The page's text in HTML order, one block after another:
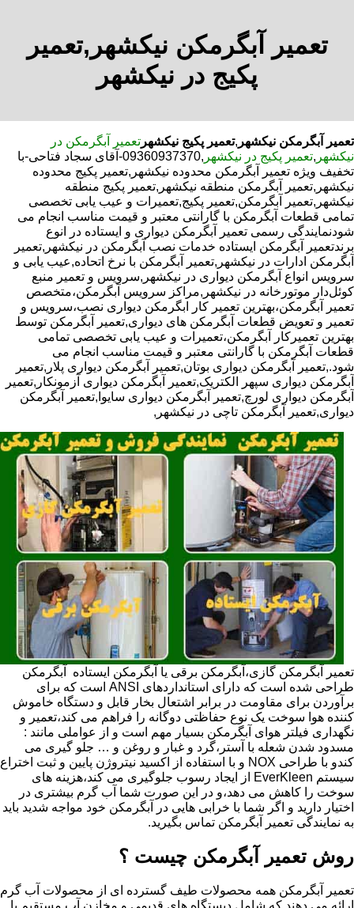
تعمیر آبگرمکن نیکشهر,تعمیر
پکیج در نیکشهر
تعمیر آبگرمکن نیکشهر ,تعمیر پکیج نیکشهر تعمیر آبگرمکن در
نیکشهر ,تعمیر پکیج در نیکشهر
,09360937370-آقای سجاد فتاحی-با
تخفیف ویژه تعمیر آبگرمکن محدوده نیکشهر,تعمیر پکیج محدوده
نیکشهر,تعمیر آبگرمکن منطقه نیکشهر,تعمیر پکیج منطقه
نیکشهر,تعمیر آبگرمکن,تعمیر پکیج,تعمیرات و عیب یابی تخصصی
تمامی قطعات آبگرمکن با گارانتی معتبر و قیمت مناسب انجام می
شودنمایندگی رسمی تعمیر آبگرمکن دیواری و ایستاده در انوع
برندتعمیر آبگرمکن ایستاده خدمات نصب آبگرمکن در نیکشهر,تعمیر
آبگرمکن ادارات در نیکشهر,تعمیر آبگرمکن با نرخ اتحاده,عیب یابی و
سرویس انواع آبگرمکن دیواری در نیکشهر,سرویس و تعمیر منبع
کوئل‌دار موتورخانه در نیکشهر,مراکز سرویس آبگرمکن،متخصص
تعمیر آبگرمکن،بهترین تعمیر کار ابگرمکن دیواری نصب،سرویس و
تعمیر و تعویض قطعات آبگرمکن های دیواری,تعمیر آبگرمکن توسط
بهترین تعمیرکار آبگرمکن،تعمیرات و عیب یابی تخصصی تمامی
قطعات آبگرمکن با گارانتی معتبر و قیمت مناسب انجام می
شود.,تعمیر آبگرمکن دیواری بوتان,تعمیر آبگرمکن دیواری پلار,تعمیر
آبگرمکن دیواری سپهر الکتریک,تعمیر آبگرمکن دیواری آزمونکار,تعمیر
آبگرمکن دیواری لورچ,تعمیر آبگرمکن دیواری سایوا,تعمیر آبگرمکن
دیواری,تعمیر آبگرمکن تاچی در نیکشهر,
تعمیر آبگرمکن گازی،آبگرمکن برقی یا آبگرمکن ایستاده ​ آبگرمکن
طراحی شده است که دارای استانداردهای ANSI است که برای
برآوردن برای مقاومت در برابر اشتعال بخار قابل و دستگاه خاموش
کننده هوا سوخت یک نوع حفاظتی دوگانه را فراهم می کند،تعمیر و
نگهداری فیلتر هوای آبگرمکن بسیار مهم است و از عواملی مانند :
مسدود شدن شعله با آستر،گرد و غبار و روغن و … جلو گیری می
کندو با طراحی NOX و با استفاده از اکسید نیتروژن پایین و ثبت اختراع
سیستم EverKleen از ایجاد رسوب جلوگیری می کند،هزینه های
سوخت را کاهش می دهد،و در این صورت شما آب گرم بیشتری در
اختیار دارید و اگر شما با خرابی هایی در آبگرمکن خود مواجه شدید باید
به نمایندگی تعمیر آبگرمکن تماس بگیرید.
روش تعمیر آبگرمکن چیست ؟
تعمیر آبگرمکن همه محصولات طیف گسترده ای از محصولات آب گرم